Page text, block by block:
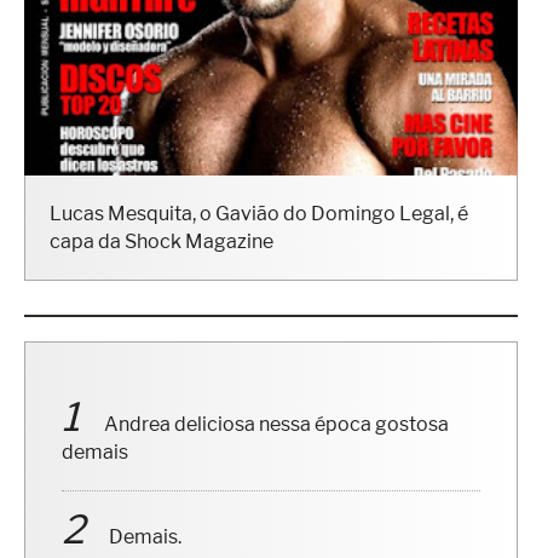
Lucas Mesquita, o Gavião do Domingo Legal, é
capa da Shock Magazine
Andrea deliciosa nessa época gostosa
demais
Demais.